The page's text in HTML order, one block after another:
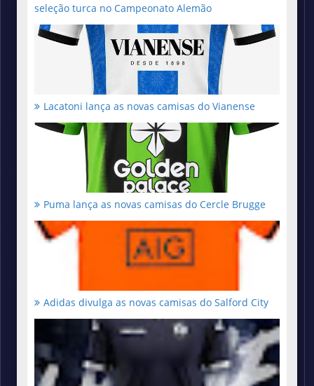
seleção turca no Campeonato Alemão
Lacatoni lança as novas camisas do Vianense
Puma lança as novas camisas do Cercle Brugge
Adidas divulga as novas camisas do Salford City